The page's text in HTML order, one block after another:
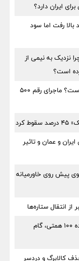
ایران دارد؟
درآمد لیزینگ ایران ۳۳ درصد بالا رفت اما سود
چرا نزدیک به نیمی از
است؟
هدیه روز خبرنگار ۱۴۰۵ وزارت ارشاد چقدر است؟ ماجرای رقم ۵۰۰
و عمان و تاثیر
تمام می‌شود؟ ۳ سناریوی پیش روی خاورمیانه
از انتقال ستاره‌ها
چرخش بزرگ در مؤسسه اعتباری ملل؛ مزایده ۱۰۰ همتی، گام
کالابرگ و دردسر